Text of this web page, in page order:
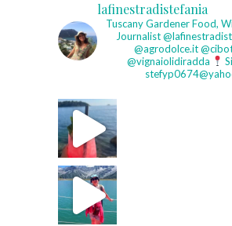
lafinestradistefania
Tuscany GardenerFood,
Journalist
@agrodolce.it
@vignaiolidiradda